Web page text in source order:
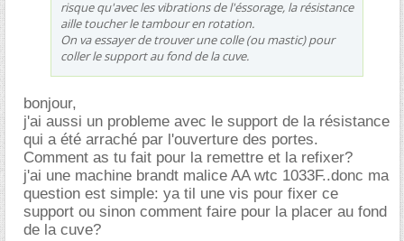
risque qu'avec les vibrations de l'éssorage, la résistance
aille toucher le tambour en rotation.
On va essayer de trouver une colle (ou mastic) pour
coller le support au fond de la cuve.
bonjour,
j'ai aussi un probleme avec le support de la résistance
qui a été arraché par l'ouverture des portes.
Comment as tu fait pour la remettre et la refixer?
j'ai une machine brandt malice AA wtc 1033F..donc ma
question est simple: ya til une vis pour fixer ce
support ou sinon comment faire pour la placer au fond
de la cuve?